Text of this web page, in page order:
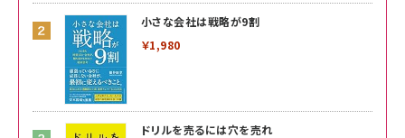
小さな会社は戦略が9割
￥1,980
ドリルを売るには穴を売れ